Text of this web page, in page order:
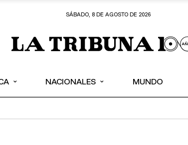
SÁBADO, 8 DE AGOSTO DE 2026
⌄ NACIONALES ⌄ MUNDO